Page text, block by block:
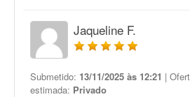
Jaqueline F.
Submetido: 13/11/2025 às 12:21 |
estimada: Privado